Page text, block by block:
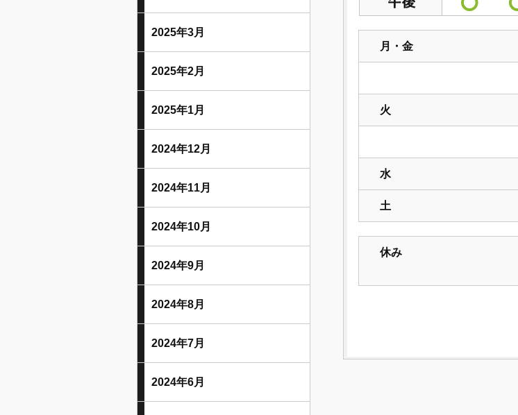
月・金
火
水
土
休み
2025年3月
2025年2月
2025年1月
2024年12月
2024年11月
2024年10月
2024年9月
2024年8月
2024年7月
2024年6月